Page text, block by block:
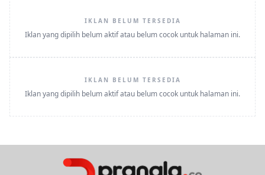
IKLAN BELUM TERSEDIA
Iklan yang dipilih belum aktif atau belum cocok untuk halaman ini.
IKLAN BELUM TERSEDIA
Iklan yang dipilih belum aktif atau belum cocok untuk halaman ini.